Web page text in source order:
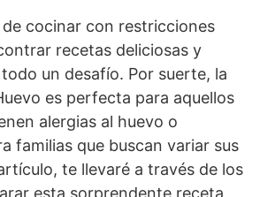
cocinar con restricciones
recetas deliciosas y
un desafío. Por suerte, la
es perfecta para aquellos
alergias al huevo o
familias que buscan variar sus
te llevaré a través de los
esta sorprendente receta